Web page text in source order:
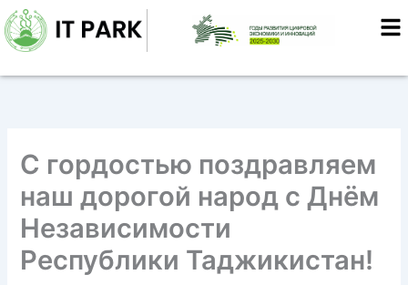
Перейти
к
содержимому
С гордостью поздравляем
наш дорогой народ с Днём
Независимости
Республики Таджикистан!